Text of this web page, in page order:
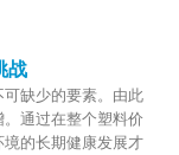
战
缺少的要素。由此
通过在整个塑料价
的长期健康发展才